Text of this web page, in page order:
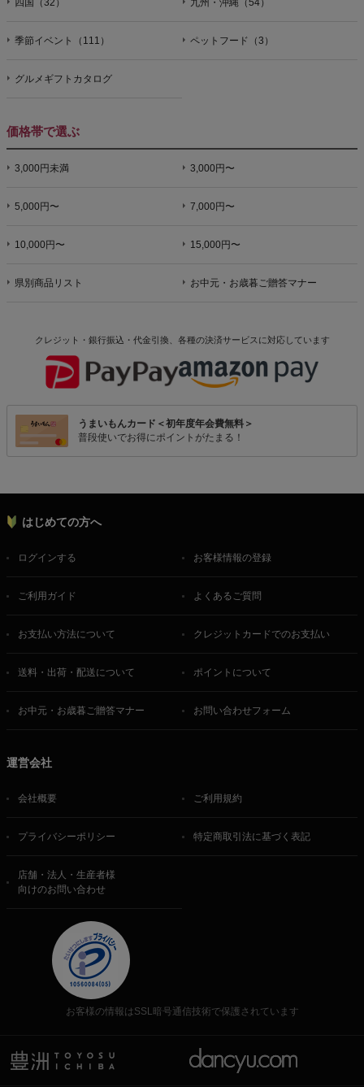
季節イベント（111） ペットフード（3）
グルメギフトカタログ
価格帯で選ぶ
3,000円未満 3,000円〜
5,000円〜 7,000円〜
10,000円〜 15,000円〜
県別商品リスト お中元・お歳暮ご贈答マナー
クレジット・銀行振込・代金引換、各種の決済サービスに対応しています
うまいもんカード＜初年度年会費無料＞
普段使いでお得にポイントがたまる！
はじめての方へ
ログインする お客様情報の登録
ご利用ガイド よくあるご質問
お支払い方法について クレジットカードでのお支払い
送料・出荷・配送について ポイントについて
お中元・お歳暮ご贈答マナー お問い合わせフォーム
運営会社
会社概要 ご利用規約
プライバシーポリシー 特定商取引法に基づく表記
店舗・法人・生産者様
向けのお問い合わせ
お客様の情報はSSL暗号通信技術で保護されています